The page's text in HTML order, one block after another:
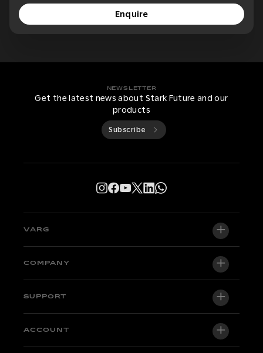
Enquire
NEWSLETTER
Get the latest news about Stark Future and our
products
Subscribe
VARG
VARG EX
Factory Edition
Bikes in stock
COMPANY
About us
SUPPORT
Support central
ACCOUNT